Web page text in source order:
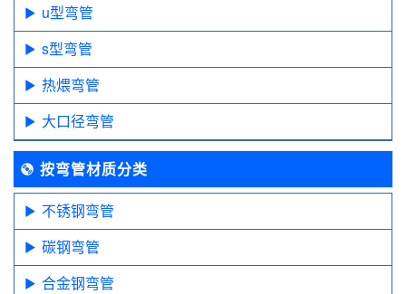
u型弯管
s型弯管
热煨弯管
大口径弯管
按弯管材质分类
不锈钢弯管
碳钢弯管
合金钢弯管